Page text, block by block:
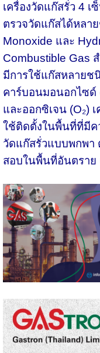
เครื่องวัดแก๊สรั่ว 4 เ
ตรวจวัดแก๊สได้หลา
Monoxide และ
Combustible Gas
มีการใช้แก๊สหลายช
คาร์บอนมอนอกไซด์
และออกซิเจน (O₂)
ใช้ติดตั้งในพื้นที่ที่มีค
วัดแก๊สรั่วแบบพกพา
สอบในพื้นที่อันตราย